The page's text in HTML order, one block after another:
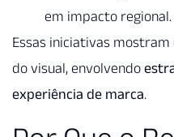
em impacto regional.
Essas iniciativas
do visual, envolvendo
experiência de marca.